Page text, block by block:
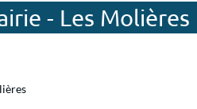
- Les Molières